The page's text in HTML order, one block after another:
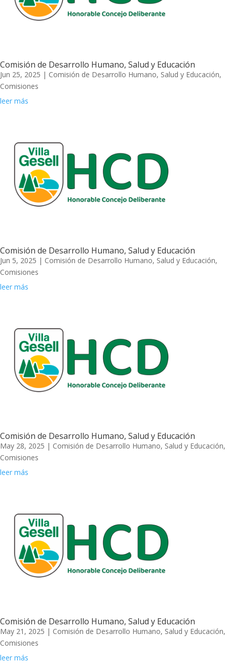
Comisión de Desarrollo Humano, Salud y Educación
Jun 25, 2025 | Comisión de Desarrollo Humano, Salud y Educación,
Comisiones
leer más
Comisión de Desarrollo Humano, Salud y Educación
Jun 5, 2025 | Comisión de Desarrollo Humano, Salud y Educación,
Comisiones
leer más
Comisión de Desarrollo Humano, Salud y Educación
May 28, 2025 | Comisión de Desarrollo Humano, Salud y Educación,
Comisiones
leer más
Comisión de Desarrollo Humano, Salud y Educación
May 21, 2025 | Comisión de Desarrollo Humano, Salud y Educación,
Comisiones
leer más